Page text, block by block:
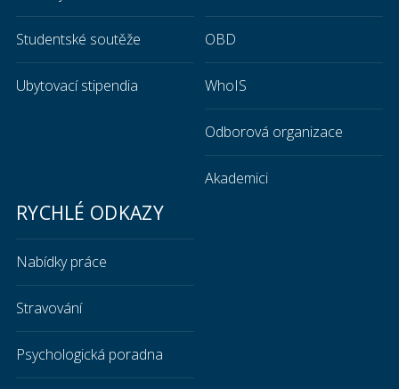
Studentské soutěže
Ubytovací stipendia
OBD
WhoIS
Odborová organizace
Akademici
RYCHLÉ ODKAZY
Nabídky práce
Stravování
Psychologická poradna